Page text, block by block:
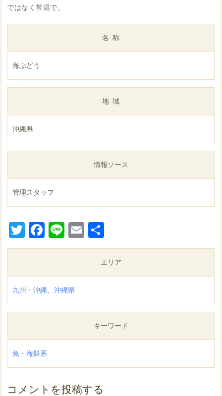
ではなく常温で。
名称
海ぶどう
地域
沖縄県
情報ソース
管理スタッフ
TwitterFacebook
LineEmail
有
エリア
九州・沖縄、沖縄県
キーワード
魚・海鮮系
コメントを投稿する